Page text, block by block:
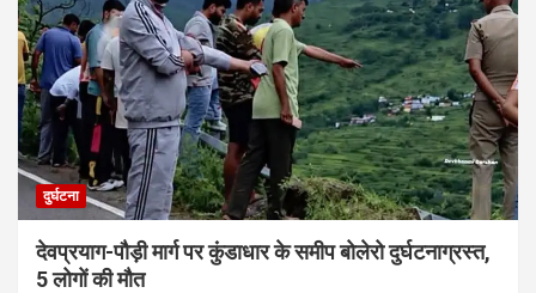
दुर्घटना
देवप्रयाग-पौड़ी मार्ग पर कुंडाधार के समीप बोलेरो दुर्घटनाग्रस्त,
5 लोगों की मौत